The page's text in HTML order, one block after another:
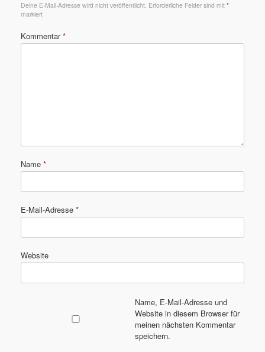
Deine E-Mail-Adresse wird nicht veröffentlicht. Erforderliche Felder sind mit *
markiert
Kommentar*
Name *
E-Mail-Adresse *
Website
Name, E-Mail-Adresse und
Website in diesem Browser für
meinen nächsten Kommentar
speichern.